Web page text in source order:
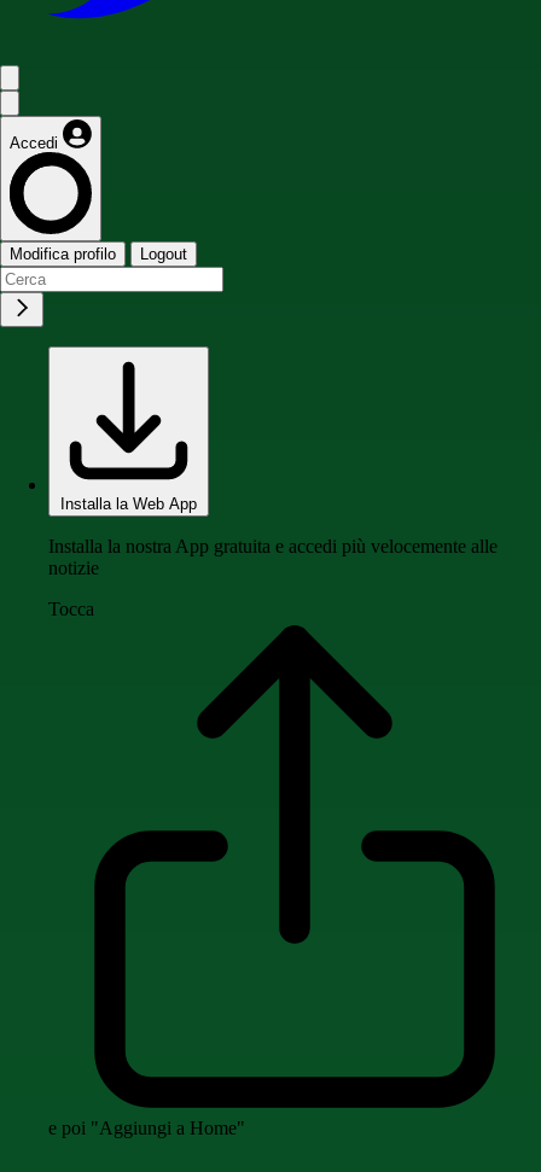
Accedi
Modifica profilo Logout
Installa la Web App
Installa la nostra App gratuita e accedi più velocemente alle
notizie
Tocca
e poi "Aggiungi a Home"